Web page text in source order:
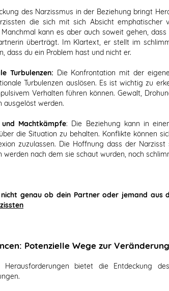
des Narzissmus in der Beziehung bringt
die sich mit sich Absicht emphatischer
Manchmal kann es aber auch soweit gehen,
überträgt. Im Klartext, er stellt im
dass du ein Problem hast und nicht er.
Turbulenzen: Die Konfrontation mit der
Turbulenzen auslösen. Es ist wichtig zu
Verhalten führen können. Gewalt,
ausgelöst werden.
Machtkämpfe: Die Beziehung kann in
die Situation zu behalten. Konflikte können
zuzulassen. Die Hoffnung dass der
werden nach dem sie schaut wurden, noch
genau ob dein Partner oder jemand aus
Potenzielle Wege zur
Herausforderungen bietet die Entdeckung